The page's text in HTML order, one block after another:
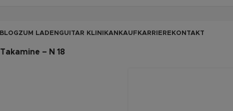
BLOGZUM LADEN GUITAR KLINIKANKAUF KARRIERE KONTAKT
Takamine – N 18